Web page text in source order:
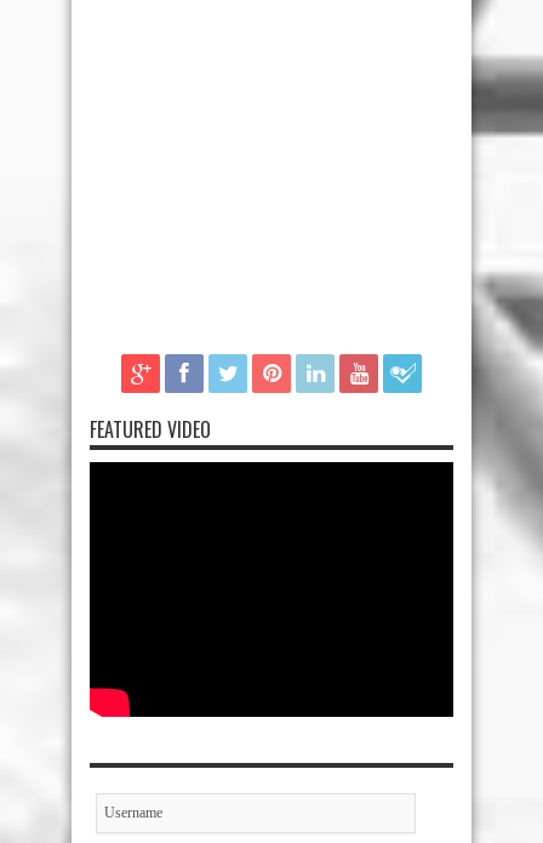
FEATURED VIDEO